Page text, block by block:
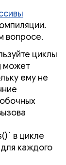
вопросе.
циклы
может
ему не
в цикле
каждого